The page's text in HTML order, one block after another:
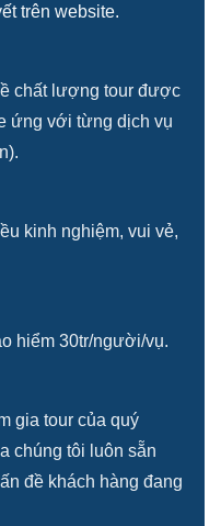
trên website.
chất lượng tour được
ứng với từng dịch vụ
kinh nghiệm, vui vẻ,
hiểm 30tr/người/vụ.
gia tour của quý
chúng tôi luôn sẵn
đề khách hàng đang